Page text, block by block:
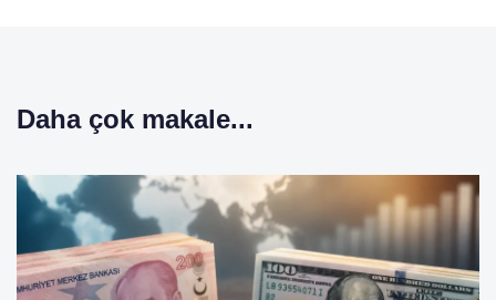
Daha çok makale...